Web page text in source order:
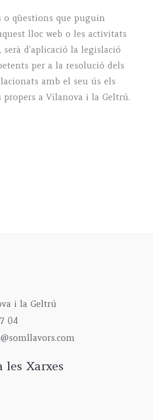
o qüestions que puguin
lloc web o les activitats
d’aplicació la legislació
per a la resolució dels
amb el seu ús els
a Vilanova i la Geltrú.
i la Geltrú
04
les Xarxes